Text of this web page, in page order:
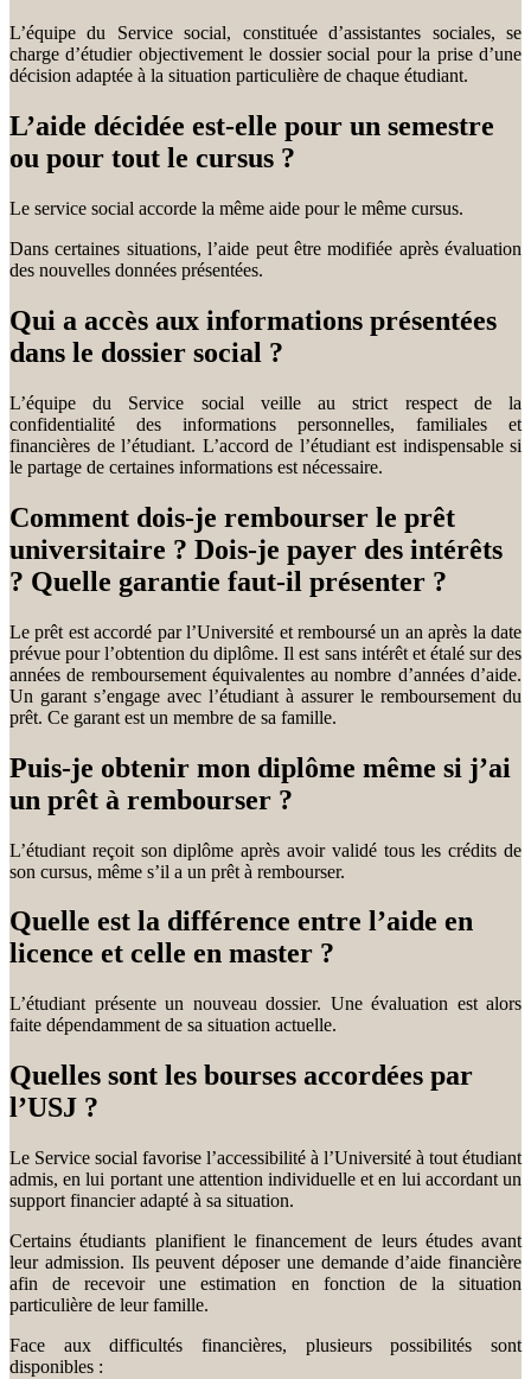
L’équipe du Service social, constituée d’assistantes sociales, se
charge d’étudier objectivement le dossier social pour la prise d’une
décision adaptée à la situation particulière de chaque étudiant.
L’aide décidée est-elle pour un semestre
ou pour tout le cursus ?
Le service social accorde la même aide pour le même cursus.
Dans certaines situations, l’aide peut être modifiée après évaluation
des nouvelles données présentées.
Qui a accès aux informations présentées
dans le dossier social ?
L’équipe du Service social veille au strict respect de la
confidentialité des informations personnelles, familiales et
financières de l’étudiant. L’accord de l’étudiant est indispensable si
le partage de certaines informations est nécessaire.
Comment dois-je rembourser le prêt
universitaire ? Dois-je payer des intérêts
? Quelle garantie faut-il présenter ?
Le prêt est accordé par l’Université et remboursé un an après la date
prévue pour l’obtention du diplôme. Il est sans intérêt et étalé sur des
années de remboursement équivalentes au nombre d’années d’aide.
Un garant s’engage avec l’étudiant à assurer le remboursement du
prêt. Ce garant est un membre de sa famille.
Puis-je obtenir mon diplôme même si j’ai
un prêt à rembourser ?
L’étudiant reçoit son diplôme après avoir validé tous les crédits de
son cursus, même s’il a un prêt à rembourser.
Quelle est la différence entre l’aide en
licence et celle en master ?
L’étudiant présente un nouveau dossier. Une évaluation est alors
faite dépendamment de sa situation actuelle.
Quelles sont les bourses accordées par
l’USJ ?
Le Service social favorise l’accessibilité à l’Université à tout étudiant
admis, en lui portant une attention individuelle et en lui accordant un
support financier adapté à sa situation.
Certains étudiants planifient le financement de leurs études avant
leur admission. Ils peuvent déposer une demande d’aide financière
afin de recevoir une estimation en fonction de la situation
particulière de leur famille.
Face aux difficultés financières, plusieurs possibilités sont
disponibles :